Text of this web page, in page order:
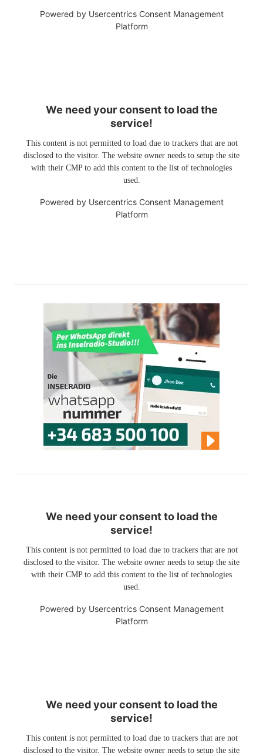
Powered by Usercentrics Consent Management
Platform
We need your consent to load the
service!
This content is not permitted to load due to trackers that are not
disclosed to the visitor. The website owner needs to setup the site
with their CMP to add this content to the list of technologies
used.
Powered by Usercentrics Consent Management
Platform
We need your consent to load the
service!
This content is not permitted to load due to trackers that are not
disclosed to the visitor. The website owner needs to setup the site
with their CMP to add this content to the list of technologies
used.
Powered by Usercentrics Consent Management
Platform
We need your consent to load the
service!
This content is not permitted to load due to trackers that are not
disclosed to the visitor. The website owner needs to setup the site